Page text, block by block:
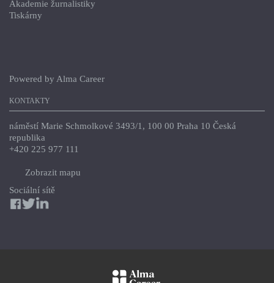
Akademie žurnalistiky
Tiskárny
Powered by Alma Career
KONTAKTY
náměstí Marie Schmolkové 3493/1, 100 00 Praha 10 Česká
republika
+420 225 977 111
Zobrazit mapu
Sociální sítě